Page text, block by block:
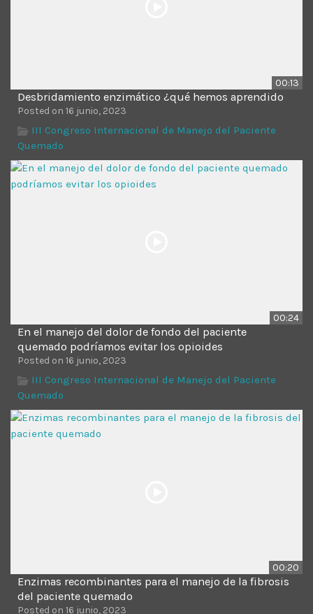
00:13
Desbridamiento enzimático ¿qué hemos aprendido
Posted on 16 junio, 2023
III Congreso Internacional de Manejo del Paciente
Quemado
00:24
En el manejo del dolor de fondo del paciente
quemado podríamos evitar los opioides
Posted on 16 junio, 2023
III Congreso Internacional de Manejo del Paciente
Quemado
00:20
Enzimas recombinantes para el manejo de la fibrosis
del paciente quemado
Posted on 16 junio, 2023